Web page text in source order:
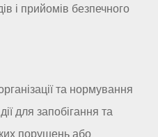
і прийомів безпечного
та нормування
для запобігання та
порушень або